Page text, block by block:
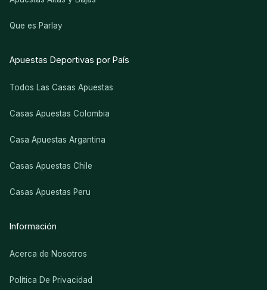
Que es Parlay
Apuestas Deportivas por País
Todos Las Casas Apuestas
Casas Apuestas Colombia
Casa Apuestas Argantina
Casas Apuestas Chile
Casas Apuestas Peru
Información
Acerca de Nosotros
Política De Privacidad